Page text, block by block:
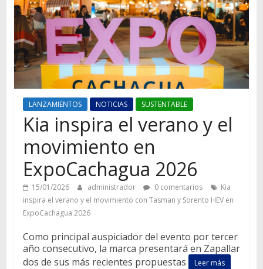
transporte
LANZAMIENTOS NOTICIAS SUSTENTABLE
Kia inspira el verano y el
movimiento en
ExpoCachagua 2026
15/01/2026 administrador 0 comentarios
Kia
inspira el verano y el movimiento con Tasman y Sorento HEV en
ExpoCachagua 2026
Como principal auspiciador del evento por tercer
año consecutivo, la marca presentará en Zapallar
dos de sus más recientes propuestas
Leer más